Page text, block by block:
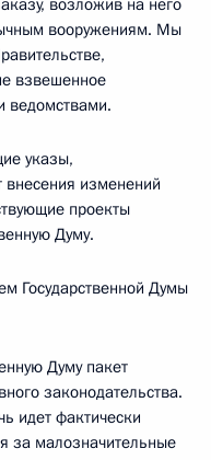
возложив на него
вооружениям. Мы
взвешенное
ведомствами.
указы,
изменений
проекты
Думу.
Государственной Думы
Думу пакет
законодательства.
идет фактически
за малозначительные